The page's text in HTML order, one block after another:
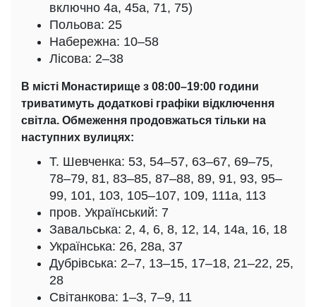
включно 4а, 45а, 71, 75)
Польова: 25
Набережна: 10–58
Лісова: 2–38
В місті Монастирище з 08:00–19:00 години
триватимуть додаткові графіки відключення
світла. Обмеження продовжаться тільки на
наступних вулицях:
Т. Шевченка: 53, 54–57, 63–67, 69–75,
78–79, 81, 83–85, 87–88, 89, 91, 93, 95–
99, 101, 103, 105–107, 109, 111а, 113
пров. Український: 7
Завальська: 2, 4, 6, 8, 12, 14, 14а, 16, 18
Українська: 26, 28а, 37
Дубрівська: 2–7, 13–15, 17–18, 21–22, 25,
28
Світанкова: 1–3, 7–9, 11